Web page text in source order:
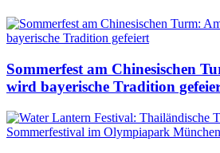
Sommerfest am Chinesischen
wird bayerische Tradition